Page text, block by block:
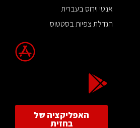
אנטי וירוס בעברית
הגדלת צפיות בסטטוס
האפליקציה של
בחזית